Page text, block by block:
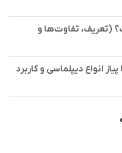
(تعریف، تفاوت‌ها و
انواع دیپلماسی و کاربرد